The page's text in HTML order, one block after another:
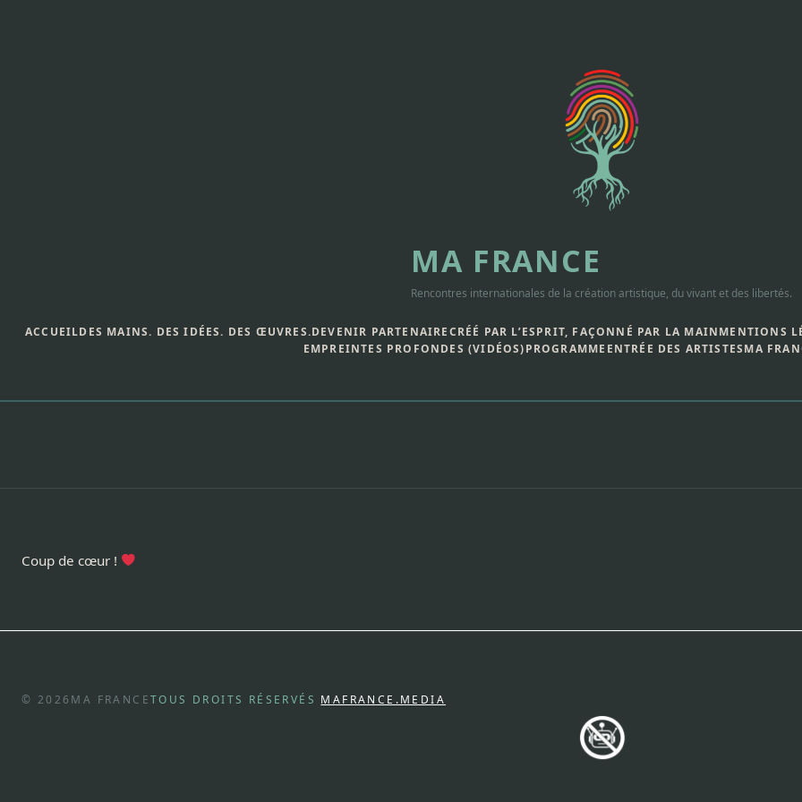
MA FRANCE
Rencontres internationales de la création artistique, du vivant et des libertés.
ACCUEILDES MAINS. DES IDÉES. DES ŒUVRES.DEVENIR PARTENAIRECRÉÉ PAR L’ESPRIT, FAÇONNÉ PAR LA MAINMENTIONS
EMPREINTES PROFONDES (VIDÉOS)PROGRAMME ENTRÉE DES ARTISTESMA
Coup de cœur !
© 2026 MA FRANCETOUS DROITS RÉSERVÉS MAFRANCE.MEDIA